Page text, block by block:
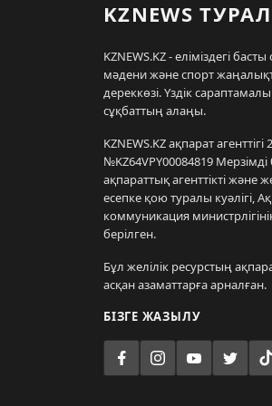
KZNEWS
KZNEWS.KZ - еліміздегі
мәдени және спорт
дереккөзі. Үздік
сұқбаттың алаңы.
KZNEWS.KZ ақпарат
№KZ64VPY00084819
ақпараттық агенттікті және
есепке қою туралы куәлігі,
коммуникация
берілген.
Бұл желілік ресурстың
асқан азаматтарға арналған.
БІЗГЕ ЖАЗЫЛУ